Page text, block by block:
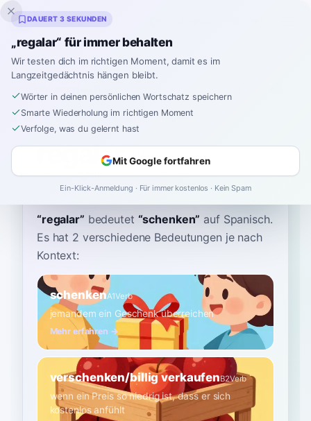
Inklingo
Startseite›Spanisch› Wörterbuch ›regalar
regalar
reh-gah-LAHR reɡaˈlaɾ
“regalar” bedeutet “schenken” auf Spanisch.
Es hat 2 verschiedene Bedeutungen je nach
Kontext:
schenkenA1Verb
jemandem ein Geschenk überreichen
Mehr erfahren →
verschenken/billig verkaufenB2Verb
wenn ein Preis so niedrig ist, dass er sich
kostenlos anfühlt
DAUERT 3 SEKUNDEN
„regalar“ für immer behalten
Wir testen dich im richtigen Moment, damit es im
Langzeitgedächtnis hängen bleibt.
Wörter in deinen persönlichen Wortschatz speichern
Smarte Wiederholung im richtigen Moment
Verfolge, was du gelernt hast
Mit Google fortfahren
Ein-Klick-Anmeldung · Für immer kostenlos · Kein Spam